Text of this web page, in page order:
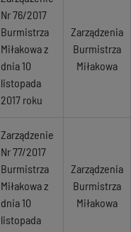
Nr 76/2017
Burmistrza
Miłakowa z
dnia 10
listopada
2017 roku
Zarządzenia
Burmistrza
Miłakowa
Zarządzenie
Nr 77/2017
Burmistrza
Miłakowa z
dnia 10
listopada
Zarządzenia
Burmistrza
Miłakowa